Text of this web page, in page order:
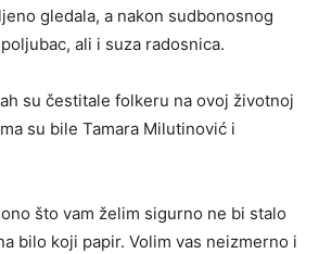
gledala, a nakon sudbonosnog
ali i suza radosnica.
su čestitale folkeru na ovoj životnoj
su bile Tamara Milutinović i
što vam želim sigurno ne bi stalo
bilo koji papir. Volim vas neizmerno i